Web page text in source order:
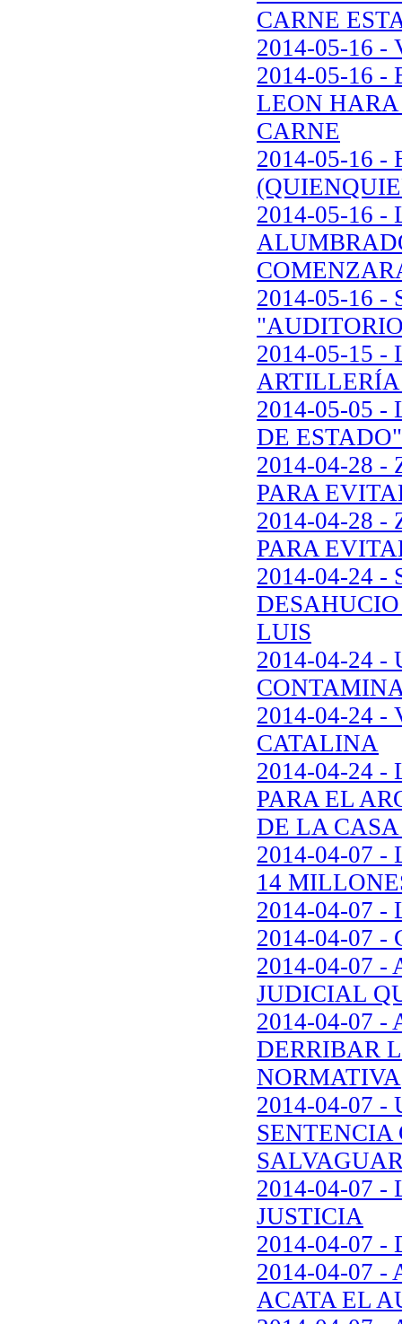
CARNE
2014-05-16 -
2014-05-16 -
LEON
CARNE
2014-05-16
2014-05-16 -
2014-05-16 -
2014-05-15 -
ARTILLERÍA
2014-05-05 -
DE ESTADO"
2014-04-28 -
PARA
2014-04-28 -
PARA
2014-04-24 -
LUIS
2014-04-24 -
2014-04-24 -
CATALINA
2014-04-24 -
PARA EL
DE LA
2014-04-07 -
14
2014-04-07
2014-04-07 -
2014-04-07 -
JUDICIAL
2014-04-07 -
DERRIBAR
NORMATIVA
2014-04-07 -
SENTENCIA
2014-04-07 -
JUSTICIA
2014-04-07 -
2014-04-07 -
ACATA EL